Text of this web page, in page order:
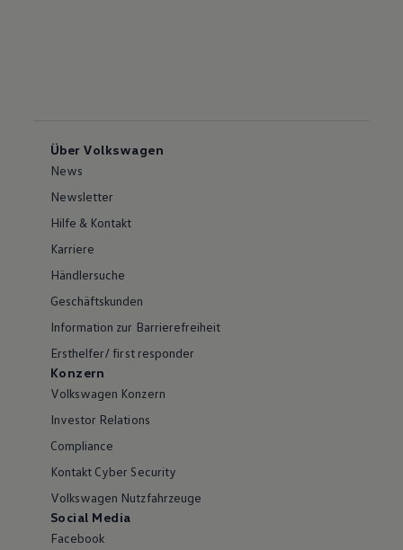
Über Volkswagen
News
Newsletter
Hilfe & Kontakt
Karriere
Händlersuche
Geschäftskunden
Information zur Barrierefreiheit
Ersthelfer/ first responder
Konzern
Volkswagen Konzern
Investor Relations
Compliance
Kontakt Cyber Security
Volkswagen Nutzfahrzeuge
Social Media
Facebook